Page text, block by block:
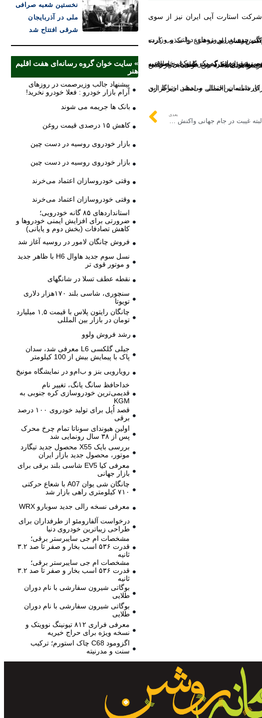
یعنی توسعه محصولات ابری و سرویس‌دهی به مشتریان متمرکز خواهد ماند.
بعدی
نخستین شعبه صرافی
ملی در آذربایجان
شرقی افتتاح شد
» سایت خوان گروه رسانه‌ای هفت اقلیم
هنر
پیشنهاد جالب وزیرصمت در روزهای
آرام بازار خودرو : فعلا خودرو نخرید!
بانک ها جریمه می شوند
کاهش ۱۵ درصدی قیمت روغن
بازار خودروی روسیه در دست چین
بازار خودروی روسیه در دست چین
وقتی خودروسازان اعتماد می‌خرند
وقتی خودروسازان اعتماد می‌خرند
استانداردهای ۸۵ گانه خودرویی؛
ضرورتی برای افزایش ایمنی خودروها و
کاهش تصادفات (بخش دوم و پایانی)
فروش چانگان لامور در روسیه آغاز شد
نسل سوم جدید هاوال H6 با ظاهر جدید
و موتور قوی تر
نقطه عطف تسلا در شانگهای
سنچوری، شاسی بلند ۱۷۰هزار دلاری
تویوتا
چانگان رایتون پلاس با قیمت ۱,۵ میلیارد
تومان در بازار بین المللی
رشد فروش ولوو
جیلی گلکسی L6 معرفی شد، سدان
پاک با پیمایش بیش از 100 کیلومتر
رویارویی بنز و ب‌ام‌و در نمایشگاه مونیخ
خداحافظ سانگ یانگ، تغییر نام
قدیمی‌ترین خودروسازی کره جنوبی به
KGM
قصد اُپل برای تولید خودروی ۱۰۰ درصد
برقی
اولین هیوندای سوناتا تمام چرخ محرک
پس از ۳۸ سال رونمایی شد
بررسی بایک X55 محصول جدید تیگارد
موتور، محصول جدید بازار ایران
معرفی کیا EV5 شاسی بلند برقی برای
بازار جهانی
چانگان شی یوان A07 با شعاع حرکتی
۷۱۰ کیلومتری راهی بازار شد
معرفی نسخه رالی جدید سوبارو WRX
درخواست آلفارومئو از طرفداران برای
طراحی زیباترین خودروی دنیا
مشخصات ام جی سایبرستر برقی؛
قدرت ۵۳۶ اسب بخار و صفر تا صد ۳.۲
ثانیه
مشخصات ام جی سایبرستر برقی؛
قدرت ۵۳۶ اسب بخار و صفر تا صد ۳.۲
ثانیه
بوگاتی شیرون سفارشی با نام دوران
طلایی
بوگاتی شیرون سفارشی با نام دوران
طلایی
معرفی فراری ۸۱۲ تیونینگ نوویتک و
نسخه ویژه برای حراج خیریه
اگزومود C68 چاک استورم؛ ترکیب
سنت و مدرنیته